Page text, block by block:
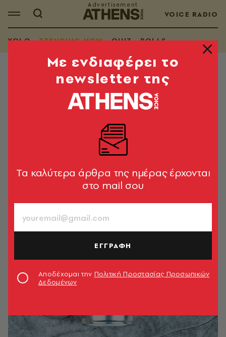
VOICE RADIO
YOLO TRENDING NOW QUIZ POLLS
TRENDING NOW
Τόσα χρόνια ανοίγαμε τις
κονσέρβες λάθος: να πού
χρησιμεύει το δαχτυλίδι του
Ποιος είναι ο ευκολότερος τρόπος να ανοίξεις μια
κονσέρβα με ασφάλεια στο σπίτι
A.V. Team
18.11.2025, 15:58
Mε ενδιαφέρει το
newsletter της
Tα καλύτερα άρθρα της ημέρας έρχονται
στο mail σου
ΕΓΓΡΑΦΗ
Αποδέχομαι την Πολιτική Προστασίας Προσωπικών
Δεδομένων